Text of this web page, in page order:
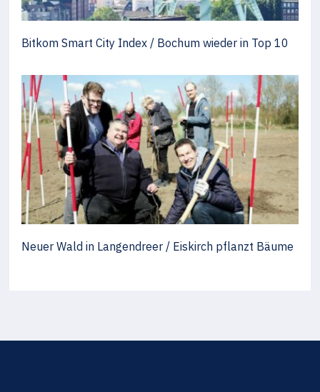
Bitkom Smart City Index / Bochum wieder in Top 10
Neuer Wald in Langendreer / Eiskirch pflanzt Bäume